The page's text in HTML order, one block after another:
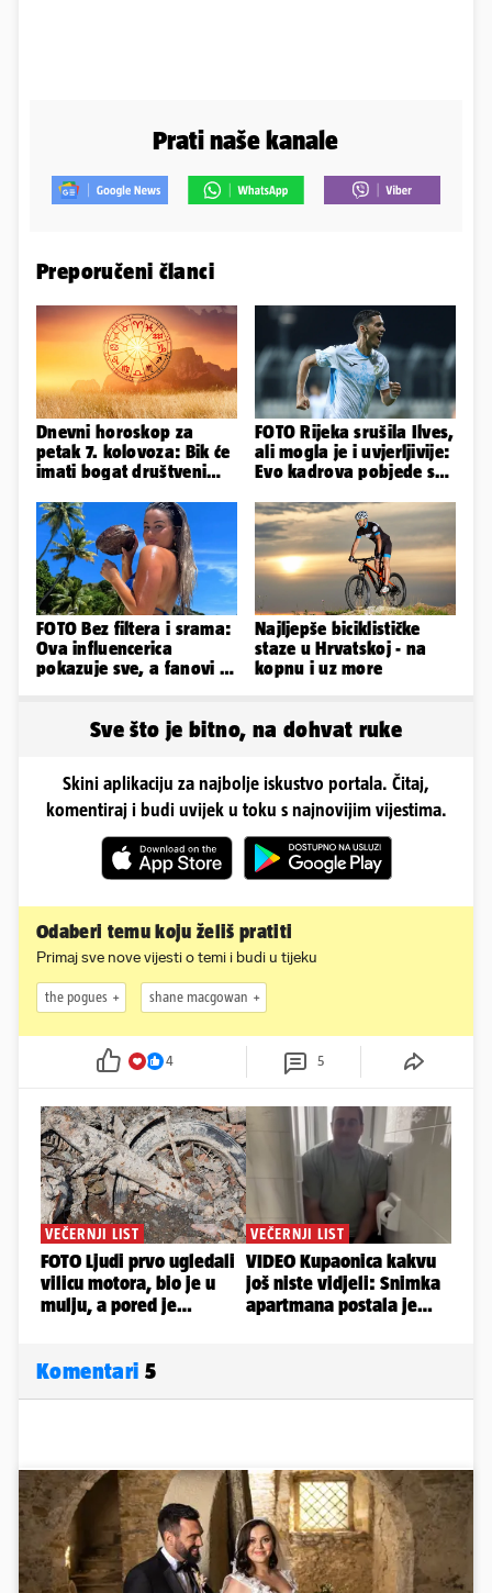
Prati naše kanale
Preporučeni članci
Dnevni horoskop za
petak 7. kolovoza: Bik će
imati bogat društveni
FOTO Rijeka srušila Ilves,
ali mogla je i uvjerljivije:
Evo kadrova pobjede s
FOTO Bez filtera i srama:
Ova influencerica
pokazuje sve, a fanovi je
Najljepše biciklističke
staze u Hrvatskoj - na
kopnu i uz more
Sve što je bitno, na dohvat ruke
Skini aplikaciju za najbolje iskustvo portala. Čitaj,
komentiraj i budi uvijek u toku s najnovijim vijestima.
Odaberi temu koju želiš pratiti
Primaj sve nove vijesti o temi i budi u tijeku
the pogues shane macgowan
4 5
Komentari 5